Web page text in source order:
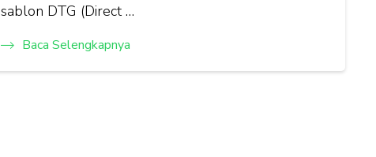
sablon DTG (Direct …
Baca Selengkapnya